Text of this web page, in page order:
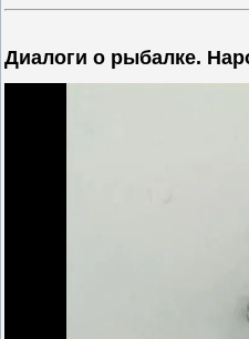
Диалоги о рыбалке.